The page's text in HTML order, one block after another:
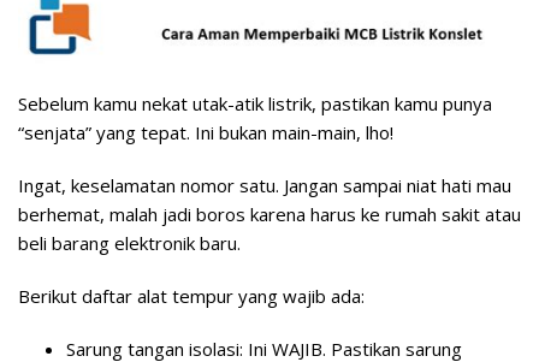
Sebelum kamu nekat utak-atik listrik, pastikan kamu punya
“senjata” yang tepat. Ini bukan main-main, lho!
Ingat, keselamatan nomor satu. Jangan sampai niat hati mau
berhemat, malah jadi boros karena harus ke rumah sakit atau
beli barang elektronik baru.
Berikut daftar alat tempur yang wajib ada:
Sarung tangan isolasi: Ini WAJIB. Pastikan sarung